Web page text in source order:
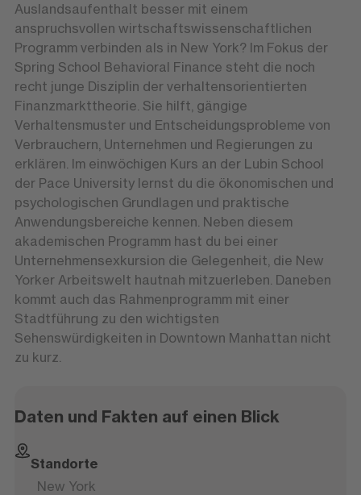
Auslandsaufenthalt besser mit einem
anspruchsvollen wirtschaftswissenschaftlichen
Programm verbinden als in New York? Im Fokus der
Spring School Behavioral Finance steht die noch
recht junge Disziplin der verhaltensorientierten
Finanzmarkttheorie. Sie hilft, gängige
Verhaltensmuster und Entscheidungsprobleme von
Verbrauchern, Unternehmen und Regierungen zu
erklären. Im einwöchigen Kurs an der Lubin School
der Pace University lernst du die ökonomischen und
psychologischen Grundlagen und praktische
Anwendungsbereiche kennen. Neben diesem
akademischen Programm hast du bei einer
Unternehmensexkursion die Gelegenheit, die New
Yorker Arbeitswelt hautnah mitzuerleben. Daneben
kommt auch das Rahmenprogramm mit einer
Stadtführung zu den wichtigsten
Sehenswürdigkeiten in Downtown Manhattan nicht
zu kurz.
Daten und Fakten auf einen Blick
Standorte
New York